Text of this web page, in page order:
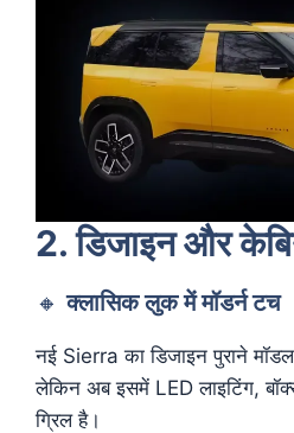
2. डिजाइन और
🔸क्लासिक लुक में मॉडर्न टच
नई Sierra का डिजाइन पुराने
लेकिन अब इसमें LED लाइटिंग,
ग्रिल है।